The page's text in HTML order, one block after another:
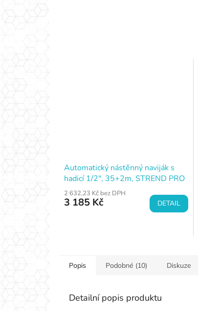
Automatický nástěnný naviják s
hadicí 1/2", 35+2m, STREND PRO
2 632,23 Kč bez DPH
3 185 Kč DETAIL
Popis Podobné (10) Diskuze
Detailní popis produktu